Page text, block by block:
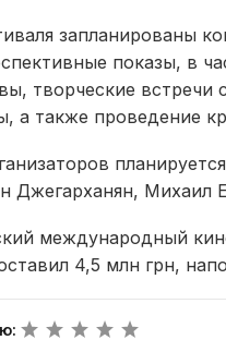
запланированы
показы, в
творческие встречи
а также проведение
Джегарханян, Михаил
международный
4,5 млн грн,